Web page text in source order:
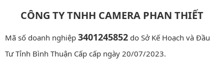
CÔNG TY TNHH CAMERA PHAN THIẾT
Mã số doanh nghiệp 3401245852 do Sở Kế Hoạch và Đầu
Tư Tỉnh Bình Thuận Cấp cấp ngày 20/07/2023.